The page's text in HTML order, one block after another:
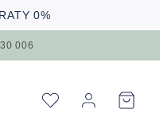
0%
006